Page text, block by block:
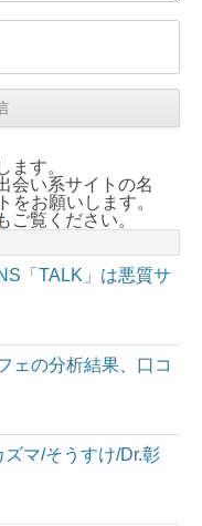
ます。
会い系サイトの名
をお願いします。
ご覧ください。
「TALK」は悪質サ
ェの分析結果、口コ
マ/そうすけ/Dr.彰